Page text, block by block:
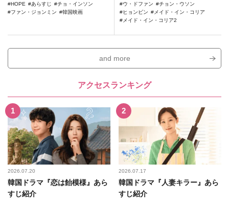
HOPE あらすじ
チョ・インソン
ファン・ジョンミン
韓国映画
ウ・ドファン
チョン・ウソン
ヒョンビン
メイド・イン・コリア
メイド・イン・コリア2
and more
アクセスランキング
2026.07.20
韓国ドラマ『恋は飴模様』あら
すじ紹介
2026.07.17
韓国ドラマ『人妻キラー』あら
すじ紹介